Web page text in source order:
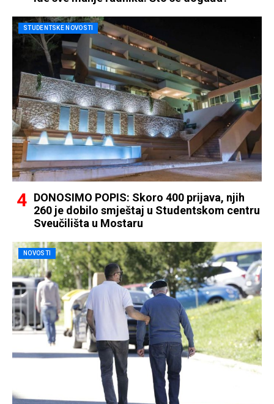
STUDENTSKE NOVOSTI
DONOSIMO POPIS: Skoro 400 prijava, njih
260 je dobilo smještaj u Studentskom centru
Sveučilišta u Mostaru
NOVOSTI